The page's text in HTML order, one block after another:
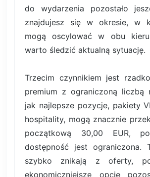
do wydarzenia pozostało
znajdujesz się w okresie, w
mogą oscylować w obu
warto śledzić aktualną sytuację.
Trzecim czynnikiem jest
premium z ograniczoną liczbą
jak najlepsze pozycje, pakiety
hospitality, mogą znacznie
początkową 30,00 EUR,
dostępność jest ograniczona.
szybko znikają z oferty,
ekonomiczniejsze opcje